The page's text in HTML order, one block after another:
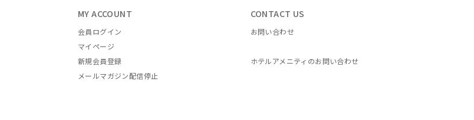
MY ACCOUNT
会員ログイン
マイページ
新規会員登録
メールマガジン配信停止
CONTACT US
お問い合わせ
ホテルアメニティのお問い合わせ